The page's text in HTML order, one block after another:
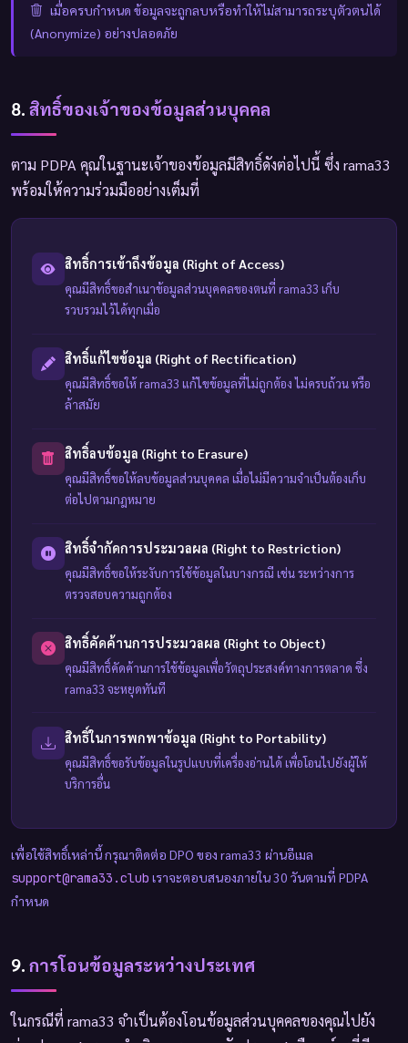
เมื่อครบกำหนด ข้อมูลจะถูกลบหรือทำให้ไม่สามารถระบุตัวตนได้
(Anonymize) อย่างปลอดภัย
8. สิทธิ์ของเจ้าของข้อมูลส่วนบุคคล
ตาม PDPA คุณในฐานะเจ้าของข้อมูลมีสิทธิ์ดังต่อไปนี้ ซึ่ง rama33
พร้อมให้ความร่วมมืออย่างเต็มที่
สิทธิ์การเข้าถึงข้อมูล (Right of Access)
คุณมีสิทธิ์ขอสำเนาข้อมูลส่วนบุคคลของตนที่ rama33 เก็บ
รวบรวมไว้ได้ทุกเมื่อ
สิทธิ์แก้ไขข้อมูล (Right of Rectification)
คุณมีสิทธิ์ขอให้ rama33 แก้ไขข้อมูลที่ไม่ถูกต้อง ไม่ครบถ้วน หรือ
ล้าสมัย
สิทธิ์ลบข้อมูล (Right to Erasure)
คุณมีสิทธิ์ขอให้ลบข้อมูลส่วนบุคคล เมื่อไม่มีความจำเป็นต้องเก็บ
ต่อไปตามกฎหมาย
สิทธิ์จำกัดการประมวลผล (Right to Restriction)
คุณมีสิทธิ์ขอให้ระงับการใช้ข้อมูลในบางกรณี เช่น ระหว่างการ
ตรวจสอบความถูกต้อง
สิทธิ์คัดค้านการประมวลผล (Right to Object)
คุณมีสิทธิ์คัดค้านการใช้ข้อมูลเพื่อวัตถุประสงค์ทางการตลาด ซึ่ง
rama33 จะหยุดทันที
สิทธิ์ในการพกพาข้อมูล (Right to Portability)
คุณมีสิทธิ์ขอรับข้อมูลในรูปแบบที่เครื่องอ่านได้ เพื่อโอนไปยังผู้ให้
บริการอื่น
เพื่อใช้สิทธิ์เหล่านี้ กรุณาติดต่อ DPO ของ rama33 ผ่านอีเมล
support@rama33.club เราจะตอบสนองภายใน 30 วันตามที่ PDPA
กำหนด
9. การโอนข้อมูลระหว่างประเทศ
ในกรณีที่ rama33 จำเป็นต้องโอนข้อมูลส่วนบุคคลของคุณไปยัง